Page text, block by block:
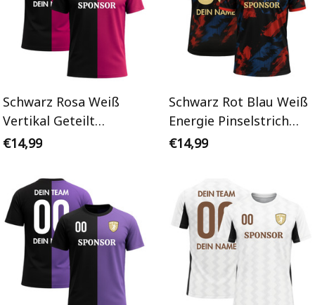
Schwarz Rosa Weiß
Vertikal Geteilt
Zweifarbig
Handballtrikot
€14,99
Schwarz Rot Blau Weiß
Energie Pinselstrich
Personalisiertes
€14,99